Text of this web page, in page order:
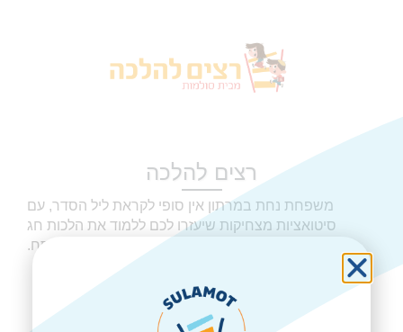
רצים להלכה
משפחת נחת במרתון אין סופי לקראת ליל הסדר, עם
סיטואציות מצחיקות שיעזרו לכם ללמוד את הלכות חג
הפסח.